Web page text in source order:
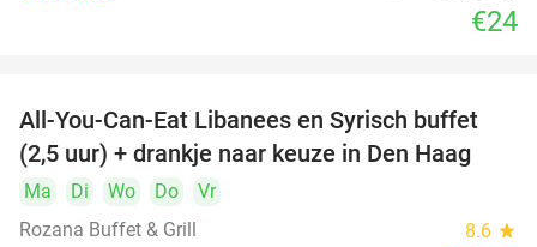
€24
31%
All-You-Can-Eat Libanees en Syrisch buffet
(2,5 uur) + drankje naar keuze in Den Haag
Ma Di Wo Do
Vr
Rozana Buffet & Grill
8.6 star